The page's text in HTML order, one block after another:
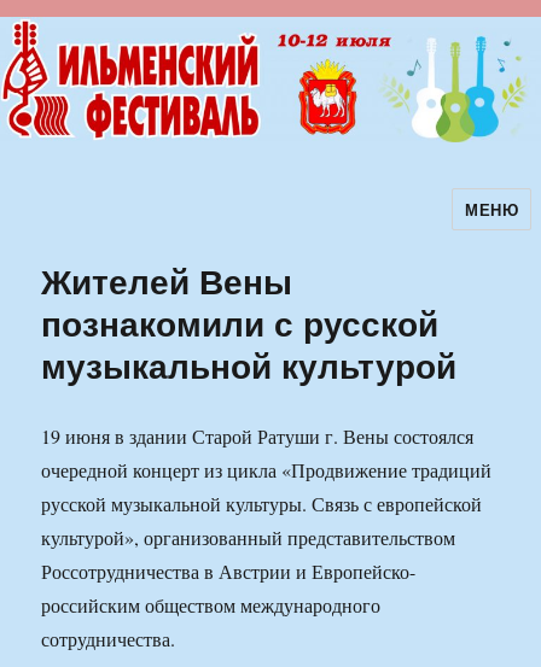
Ильменский фестиваль авторскойМЕНЮ
Жителей Вены
познакомили с русской
музыкальной культурой
19 июня в здании Старой Ратуши г. Вены состоялся
очередной концерт из цикла «Продвижение традиций
русской музыкальной культуры. Связь с европейской
культурой», организованный представительством
Россотрудничества в Австрии и Европейско-
российским обществом международного
сотрудничества.